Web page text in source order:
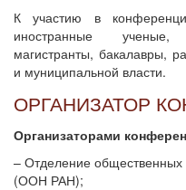
К участию в
иностранные ученые,
магистранты, бакалавры,
и муниципальной власти.
ОРГАНИЗАТОР
Организаторами
– Отделение общественных
(ООН РАН);